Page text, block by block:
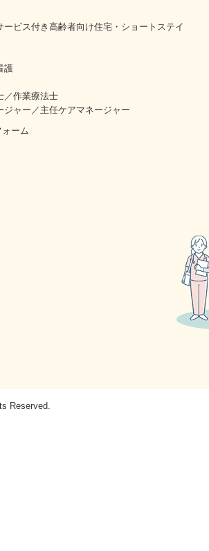
ービス付き高齢者向け住宅・ショートステイ
護
／作業療法士
ジャー／主任ケアマネージャー
ーム
Reserved.